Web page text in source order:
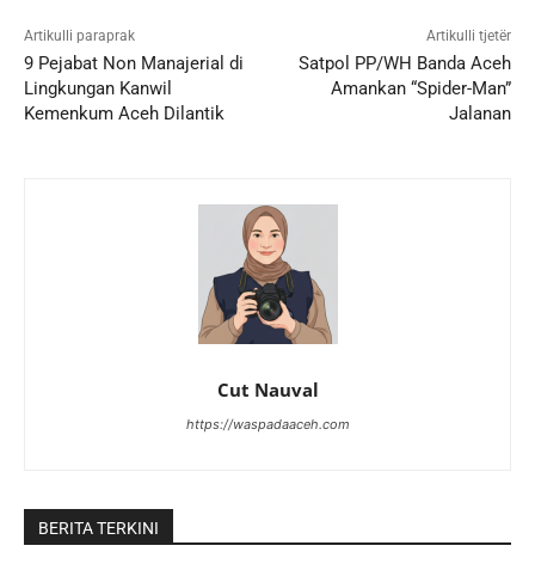
Artikulli paraprak
9 Pejabat Non Manajerial di
Lingkungan Kanwil
Kemenkum Aceh Dilantik
Artikulli tjetër
Satpol PP/WH Banda Aceh
Amankan “Spider-Man”
Jalanan
Cut Nauval
https://waspadaaceh.com
BERITA TERKINI